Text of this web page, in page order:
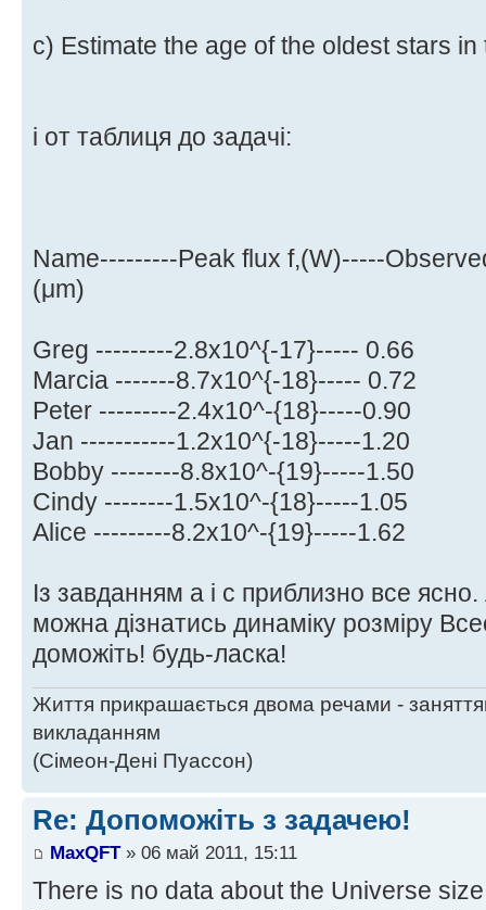
c) Estimate the age of the oldest stars
і от таблиця до задачі:
Name---------Peak flux f,(W)-----
(μm)
Greg ---------2.8x10^{-17}----- 0.66
Marcia -------8.7x10^{-18}----- 0.72
Peter ---------2.4x10^-{18}-----0.90
Jan -----------1.2x10^{-18}-----1.20
Bobby --------8.8x10^-{19}-----1.50
Cindy --------1.5x10^-{18}-----1.05
Alice ---------8.2x10^-{19}-----1.62
Із завданням а і с приблизно все
можна дізнатись динаміку розміру
доможіть! будь-ласка!
Життя прикрашається двома речами -
викладанням
(Сімеон-Дені Пуассон)
Re: Допоможіть з задачею!
MaxQFT» 06 май 2011, 15:11
There is no data about the Universe